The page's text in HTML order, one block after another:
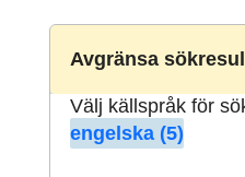
Avgränsa
Välj källspråk för
engelska (5)